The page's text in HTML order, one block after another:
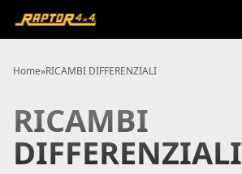
Home»RICAMBI DIFFERENZIALI
RICAMBI
DIFFERENZIALI